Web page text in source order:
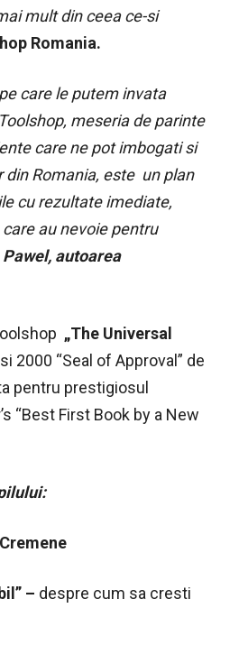
mult din ceea ce-si
Romania.
care le putem invata
meseria de parinte
care ne pot imbogati si
din Romania, este un plan
cu rezultate imediate,
au nevoie pentru
autoarea
„The Universal
2000 “Seal of Approval” de
pentru prestigiosul
“Best First Book by a New
– despre cum sa cresti